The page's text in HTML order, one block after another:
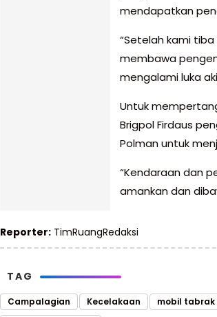
mendapatkan
“Setelah kami
membawa
mengalami luka
Untuk
Brigpol Firdaus
Polman untuk
“Kendaraan dan
amankan dan
Reporter: TimRuangRedaksi
TAG
Campalagian Kecelakaan mobil tabrak